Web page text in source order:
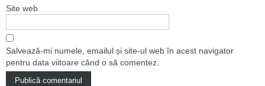
Site web
Salvează-mi numele, emailul și site-ul web în acest navigator
pentru data viitoare când o să comentez.